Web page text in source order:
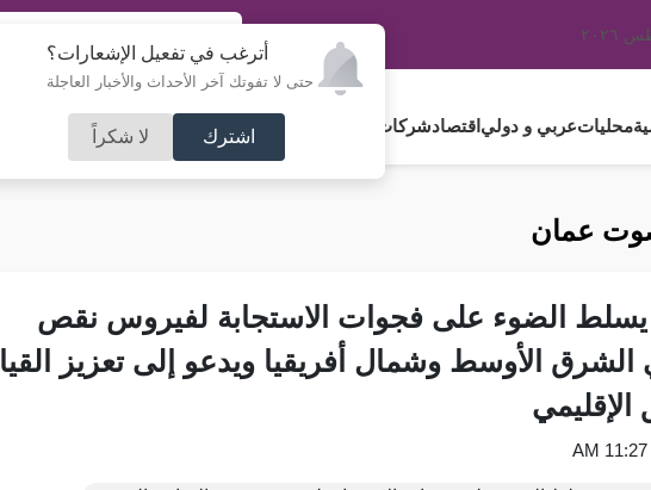
أترغب في تفعيل الإشعارات؟
حتى لا تفوتك آخر الأحداث والأخبار العاجلة
اشترك لا شكراً
محلياتعربي و دولي اقتصادشركات و استثمار فلسطين مجلس الأمةرياضة آراء و مقالات
عمان
الضوء على فجوات الاستجابة لفيروس نقص
الشرق الأوسط وشمال أفريقيا ويدعو إلى تعزيز
الإقليمي